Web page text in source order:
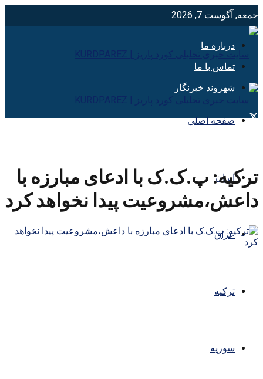
جمعه, آگوست 7, 2026
درباره ما
تماس با ما
شهروند خبرنگار
صفحه اصلی
ایران
عراق
ترکیه
سوریه
ترکیه: پ.ک.ک با ادعای مبارزه با
داعش،مشروعیت پیدا نخواهد کرد